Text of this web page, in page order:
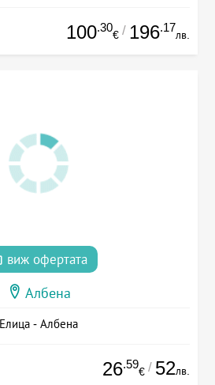
100.30
€ / 196.17
лв.
виж офертата
Албена
Елица - Албена
26.59
€ / 52лв.